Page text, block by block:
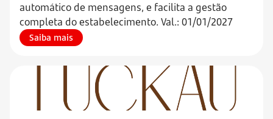
automático de mensagens, e facilita a gestão
completa do estabelecimento. Val.: 01/01/2027
Saiba mais